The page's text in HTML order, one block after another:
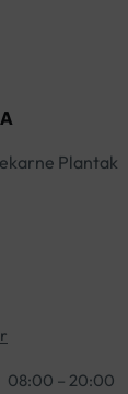
Plantak
08:00 – 20:00